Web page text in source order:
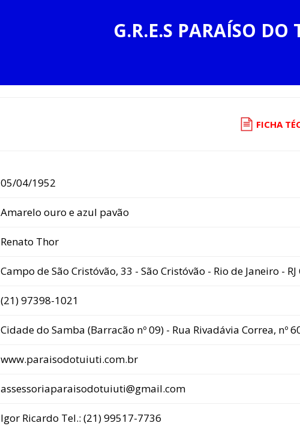
G.R.E.S PARAÍSO DO
FICHA
05/04/1952
Amarelo ouro e azul pavão
Renato Thor
Campo de São Cristóvão, 33 - São Cristóvão - Rio de Janeiro -
(21) 97398-1021
Cidade do Samba (Barracão nº 09) - Rua Rivadávia Correa, nº
www.paraisodotuiuti.com.br
assessoriaparaisodotuiuti@gmail.com
Igor Ricardo Tel.: (21) 99517-7736